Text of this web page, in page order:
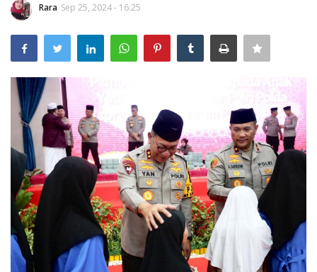
Kepri
NASIONAL
INTERNASIONAL
TRAVEL
BISNIS
TEKNOLOGI
Rara Sep 25, 2024 - 16:25